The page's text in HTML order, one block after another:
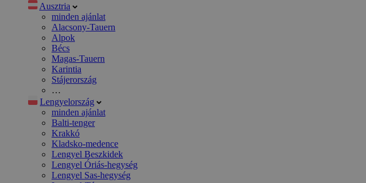
Ausztria
minden ajánlat
Alacsony-Tauern
Alpok
Bécs
Magas-Tauern
Karintia
Stájerország
…
Lengyelország
minden ajánlat
Balti-tenger
Krakkó
Kladsko-medence
Lengyel Beszkidek
Lengyel Óriás-hegység
Lengyel Sas-hegység